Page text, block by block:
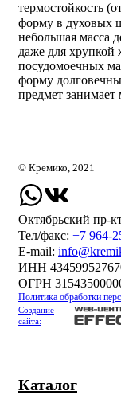
термостойкость
форму в духовых
небольшая масса
даже для
посудомоечных
форму
предмет занимает
Каталог
© Кремико, 2021
Октябрьский пр-
Тел/факс: +7 964-
Е-mail:
ИНН
ОГРН
Политика обработки
Создание
сайта: